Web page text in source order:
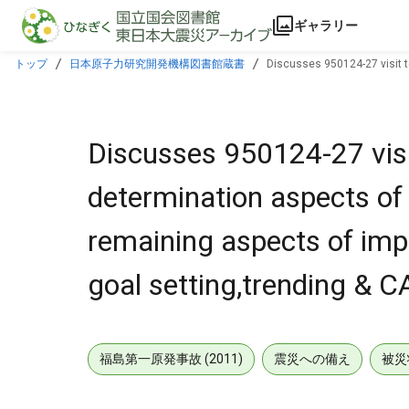
本文に飛ぶ
ギャラリー
トップ 日本原子力研究開発機構図書館蔵書
Discusses 950124-27 visit
Discusses 950124-27
determination aspects
remaining aspects of
goal setting,trending &
福島第一原発事故 (2011) 震災への備え 被災